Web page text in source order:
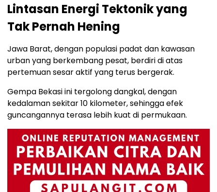
Lintasan Energi Tektonik yang
Tak Pernah Hening
Jawa Barat, dengan populasi padat dan kawasan
urban yang berkembang pesat, berdiri di atas
pertemuan sesar aktif yang terus bergerak.
Gempa Bekasi ini tergolong dangkal, dengan
kedalaman sekitar 10 kilometer, sehingga efek
guncangannya terasa lebih kuat di permukaan.